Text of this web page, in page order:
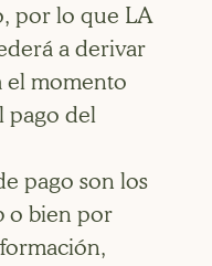
por lo que LA
a derivar
el momento
pago del
pago son los
o bien por